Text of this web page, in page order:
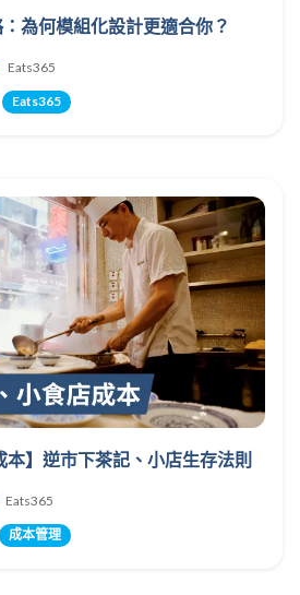
為何模組化設計更適合你？
Eats365
Eats365
本】逆市下茶記、小店生存法則
Eats365
成本管理